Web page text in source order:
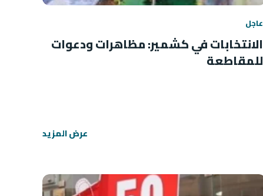
عاجل
الانتخابات في كشمير: مظاهرات ودعوات
للمقاطعة
عرض المزيد